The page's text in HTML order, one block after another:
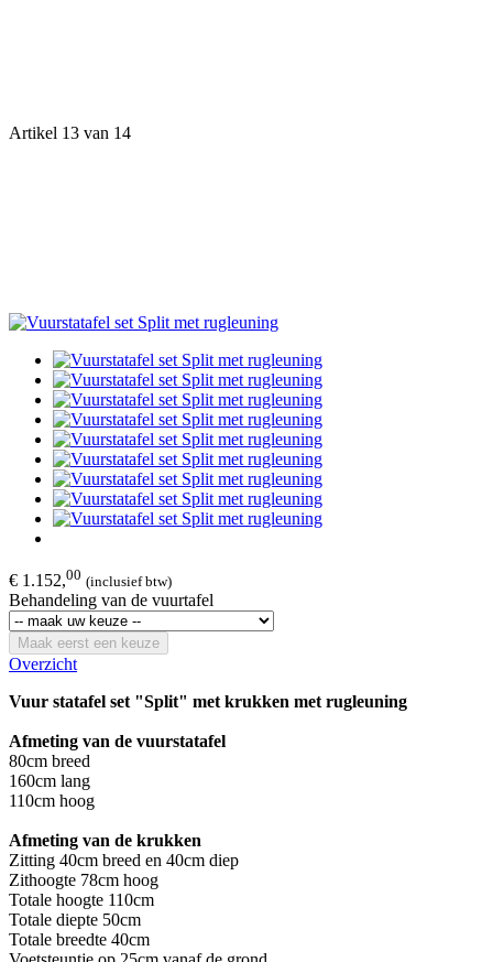
Artikel 13 van 14
€ 1.152,00 (inclusief btw)
Behandeling van de vuurtafel
Maak eerst een keuze
Overzicht
Vuur statafel set "Split" met krukken met rugleuning
Afmeting van de vuurstatafel
80cm breed
160cm lang
110cm hoog
Afmeting van de krukken
Zitting 40cm breed en 40cm diep
Zithoogte 78cm hoog
Totale hoogte 110cm
Totale diepte 50cm
Totale breedte 40cm